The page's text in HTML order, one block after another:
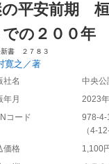
平安前期 桓
での２００年
新書 ２７８３
寛之／著
社名
中央公
年月
2023
コード
978-4-
（4-
価格
1,100